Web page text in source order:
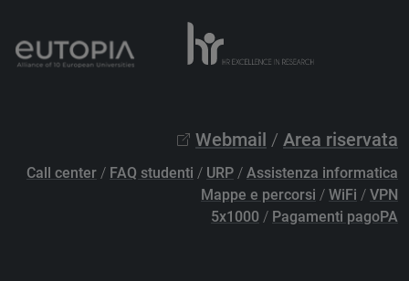
Webmail / Area riservata
Call center / FAQ studenti / URP / Assistenza informatica
Mappe e percorsi / WiFi / VPN
5x1000 / Pagamenti pagoPA